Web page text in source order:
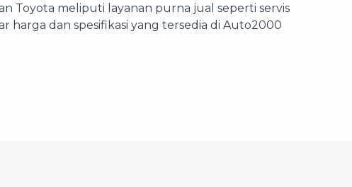
Toyota meliputi layanan purna jual seperti servis
dan spesifikasi yang tersedia di Auto2000